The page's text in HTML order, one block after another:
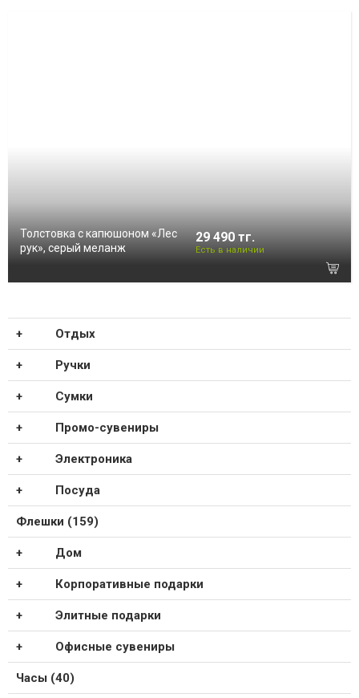
Толстовка с капюшоном «Лес
рук», серый меланж
29 490 тг.
Есть в наличии
Отдых
Ручки
Сумки
Промо-сувениры
Электроника
Посуда
Флешки (159)
Дом
Корпоративные подарки
Элитные подарки
Офисные сувениры
Часы (40)